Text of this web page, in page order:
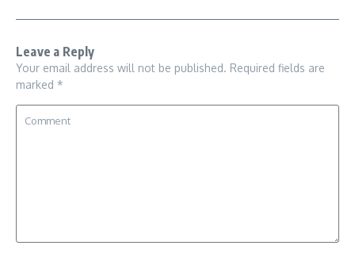
Leave a Reply
Your email address will not be published. Required fields are
marked *